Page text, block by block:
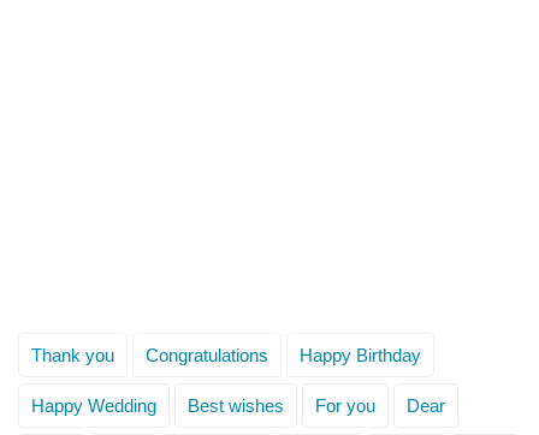
Thank you Congratulations Happy Birthday
Happy Wedding Best wishes For you Dear